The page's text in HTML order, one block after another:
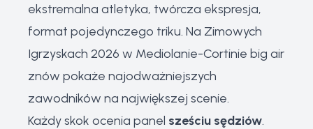
ekstremalna atletyka, twórcza ekspresja,
format pojedynczego triku. Na Zimowych
Igrzyskach 2026 w Mediolanie-Cortinie big air
znów pokaże najodważniejszych
zawodników na największej scenie.
Każdy skok ocenia panel sześciu sędziów.